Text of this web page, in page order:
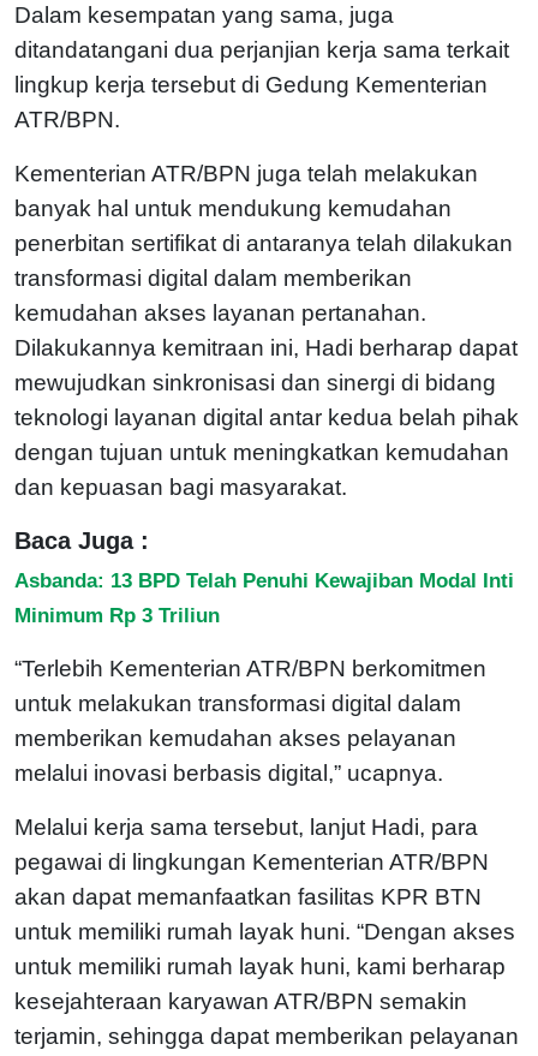
Dalam kesempatan yang sama, juga
ditandatangani dua perjanjian kerja sama terkait
lingkup kerja tersebut di Gedung Kementerian
ATR/BPN.
Kementerian ATR/BPN juga telah melakukan
banyak hal untuk mendukung kemudahan
penerbitan sertifikat di antaranya telah dilakukan
transformasi digital dalam memberikan
kemudahan akses layanan pertanahan.
Dilakukannya kemitraan ini, Hadi berharap dapat
mewujudkan sinkronisasi dan sinergi di bidang
teknologi layanan digital antar kedua belah pihak
dengan tujuan untuk meningkatkan kemudahan
dan kepuasan bagi masyarakat.
Baca Juga :
Asbanda: 13 BPD Telah Penuhi Kewajiban Modal Inti
Minimum Rp 3 Triliun
“Terlebih Kementerian ATR/BPN berkomitmen
untuk melakukan transformasi digital dalam
memberikan kemudahan akses pelayanan
melalui inovasi berbasis digital,” ucapnya.
Melalui kerja sama tersebut, lanjut Hadi, para
pegawai di lingkungan Kementerian ATR/BPN
akan dapat memanfaatkan fasilitas KPR BTN
untuk memiliki rumah layak huni. “Dengan akses
untuk memiliki rumah layak huni, kami berharap
kesejahteraan karyawan ATR/BPN semakin
terjamin, sehingga dapat memberikan pelayanan